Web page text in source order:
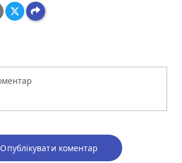
Опублікувати коментар